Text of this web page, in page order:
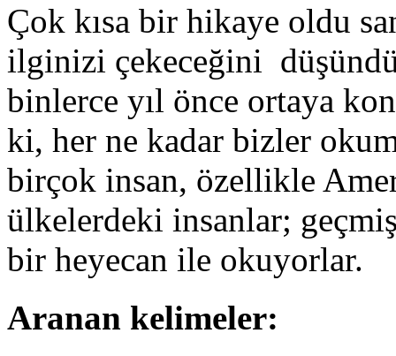
Çok kısa bir hikaye oldu
ilginizi çekeceğini
binlerce yıl önce ortaya
ki, her ne kadar bizler
birçok insan, özellikle
ülkelerdeki insanlar;
bir heyecan ile okuyorlar.
Aranan kelimeler: